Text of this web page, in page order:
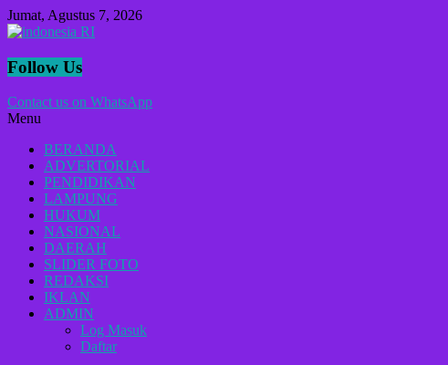
Lompat
ke
Jumat, Agustus 7, 2026
indonesia
Lugas
Menyikap
Berita,Terpercaya
Dan
Tegas
Follow Us
Contact us on WhatsApp
Menu
BERANDA
ADVERTORIAL
PENDIDIKAN
LAMPUNG
HUKUM
NASIONAL
DAERAH
SLIDER FOTO
REDAKSI
IKLAN
ADMIN
Log Masuk
Daftar